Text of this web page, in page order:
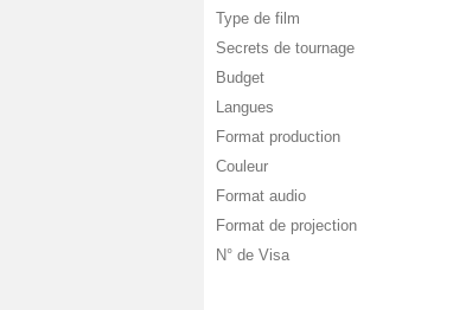
Type de film
Secrets de tournage
Budget
Langues
Format production
Couleur
Format audio
Format de projection
N° de Visa